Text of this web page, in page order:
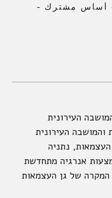
– أساس مشترك –
העירונית
והמושבה העירונית
נתניה
אנרגיה מתחדשת
המקרה של גן העצמאות